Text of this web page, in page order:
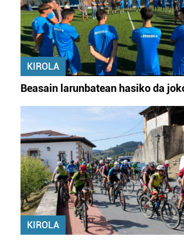
KIROLA
Beasain larunbatean hasiko da
KIROLA